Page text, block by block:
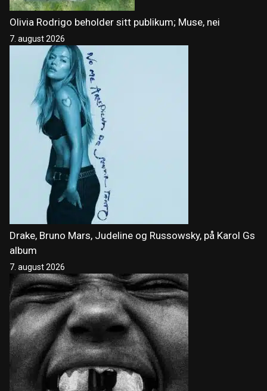
Olivia Rodrigo beholder sitt publikum; Muse, nei
7. august 2026
Drake, Bruno Mars, Judeline og Russowsky, på Karol Gs
album
7. august 2026